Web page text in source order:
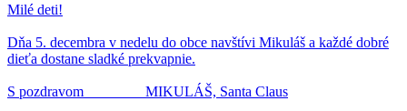
Milé deti!
Dňa 5. decembra v nedelu do obce navštívi Mikuláš a každé dobré
dieťa dostane sladké prekvapnie.
S pozdravom MIKULÁŠ, Santa Claus